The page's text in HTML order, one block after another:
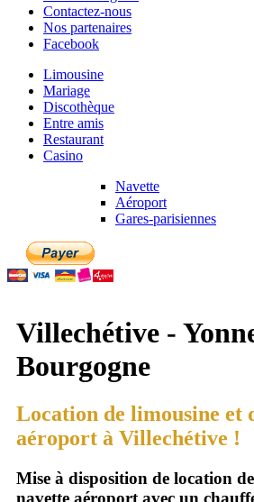
Contactez-nous
Nos partenaires
Facebook
Limousine
Mariage
Discothèque
Entre amis
Restaurant
Casino
Navette
Aéroport
Gares-parisiennes
Villechétive -
Bourgogne
Location de limousine et
aéroport à Villechétive !
Mise à disposition de location
navette aéroport avec un